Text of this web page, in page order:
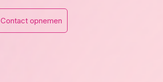
Contact opnemen